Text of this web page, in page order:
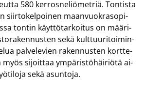
580 ker­ros­ne­liö­met­riä. Ton­tis­ta
siir­to­kel­poi­nen maan­vuo­kra­so­pi­
ton­tin käyt­tö­tar­koi­tus on mää­ri­
sekä kult­tuu­ri­toi­min­
pal­ve­le­vien ra­ken­nus­ten kort­te­
myös si­joit­taa ym­pä­ris­tö­häi­riö­tä ai­
sekä asun­to­ja.